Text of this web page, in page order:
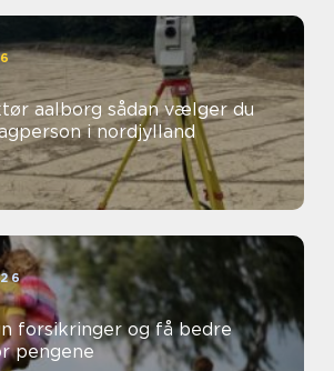
sådan vælger du
i nordjylland
forsikringer og få bedre
pengene